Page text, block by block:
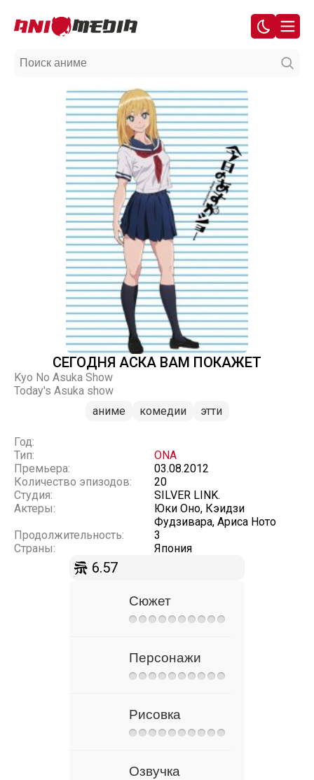
СЕГОДНЯ АСКА ВАМ ПОКАЖЕТ
Kyo No Asuka Show
Today's Asuka show
аниме
комедии этти
Год:
Тип:
ONA
Премьера:
03.08.2012
Количество эпизодов:
20
Студия:
SILVER LINK.
Актеры:
Юки Оно, Кэидзи
Фудзивара, Ариса Ното
Продолжительность:
3
Страны:
Япония
6.57
Сюжет
Персонажи
Рисовка
Озвучка